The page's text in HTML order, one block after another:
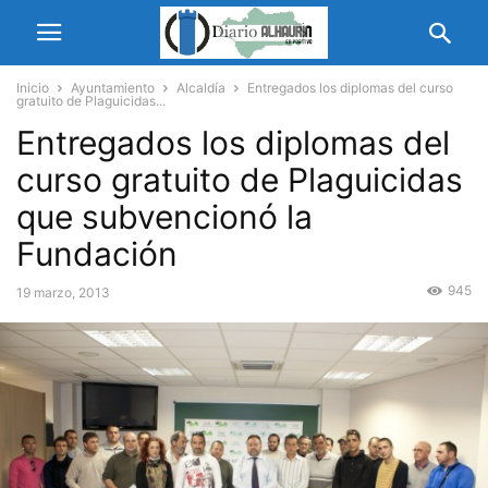
Inicio Ayuntamiento Alcaldía
Entregados los diplomas del curso
gratuito de Plaguicidas...
Entregados los diplomas del
curso gratuito de Plaguicidas
que subvencionó la
Fundación
19 marzo, 2013 945